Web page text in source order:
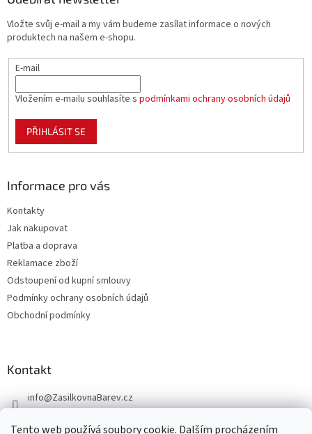
Tento web používá soubory cookie. Dalším procházením
Vložte svůj e-mail a my vám budeme zasílat informace o nových
produktech na našem e-shopu.
E-mail
Vložením e-mailu souhlasíte s podmínkami ochrany osobních údajů
PŘIHLÁSIT SE
Informace pro vás
Kontakty
Jak nakupovat
Platba a doprava
Reklamace zboží
Odstoupení od kupní smlouvy
Podmínky ochrany osobních údajů
Obchodní podmínky
Kontakt
info@ZasilkovnaBarev.cz